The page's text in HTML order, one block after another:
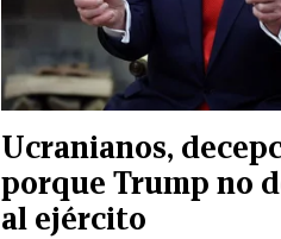
Ucranianos,
porque Trump no
al ejército